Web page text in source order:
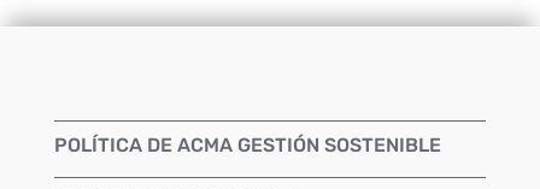
POLÍTICA DE ACMA GESTIÓN SOSTENIBLE